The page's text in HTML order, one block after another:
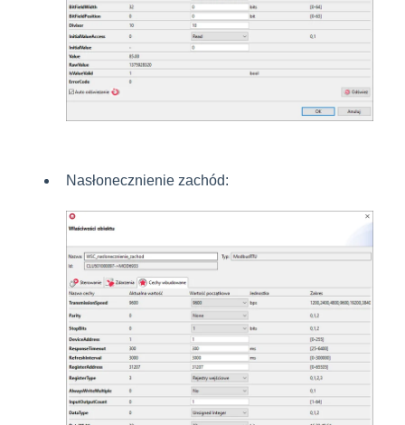
Nasłonecznienie zachód: